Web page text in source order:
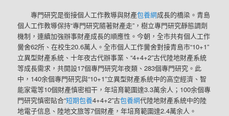
專門研究是銜接個人工作教導與財產包養網成長的橋梁。青島
個人工作教導保持“專門研究隨著財產走”，樹立專門研究靜態調劑
機制，連續加強辦事財產成長的順應性。今朝，全市共有個人工作
黌舍62所、在校生20.6萬人。全市個人工作黌舍對接青島市“10+1”
立異型財產系統、十年夜古代辦事業、“4+4+2”古代陸地財產系統
等成長需求，共開設17個專門研究年夜類、283個專門研究。此
中，140余個專門研究與“10+1”立異型財產系統中的高空經濟、智
能家電等10個財產慎密相干，年培育範圍達3.3萬余人；100余個專
門研究慎密貼合“短期包養4+4+2”古包養網代陸地財產系統中的陸
地電子信息、陸地文旅等7個財產，年培育範圍達2.4萬余人。